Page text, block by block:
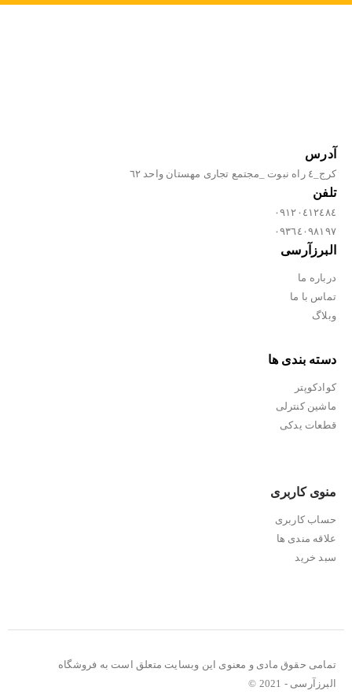
آدرس
كرج_٤ راه نبوت _مجتمع تجارى مهستان واحد ٦٢
تلفن
٠٩١٢٠٤١٢٤٨٤
٠٩٣٦٤٠٩٨١٩٧
البرزآرسی
درباره ما
تماس با ما
وبلاگ
دسته بندی ها
کوادکوپتر
ماشین کنترلی
قطعات یدکی
منوی کاربری
حساب کاربری
علاقه مندی ها
سبد خرید
تمامی حقوق مادی و معنوی این وبسایت متعلق است به فروشگاه
البرزآرسی - 2021 ©